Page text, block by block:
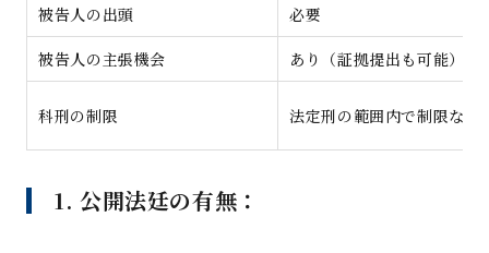
被告人の出頭 必要
被告人の主張機会 あり（証拠提出も可能）
科刑の制限 法定刑の範囲内で制限なし
1. 公開法廷の有無：